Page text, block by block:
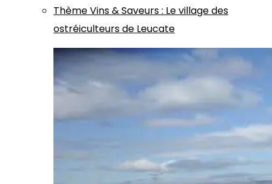
ThèmeVins & Saveurs: Le village des
ostréiculteurs de Leucate